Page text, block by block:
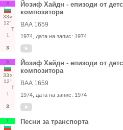
А
33○
12"
Т
1
3
Йозиф Хайдн - епизоди от
композитора
ВАА 1659
1974 , дата на запис: 1974
А
33○
12"
Т
1
3
Йозиф Хайдн - епизоди от
композитора
ВАА 1659
1974 , дата на запис: 1974
Т Песни за транспорта